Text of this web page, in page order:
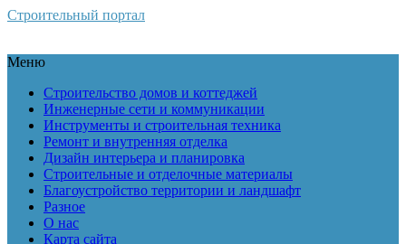
Строительный портал
Меню
Строительство домов и коттеджей
Инженерные сети и коммуникации
Инструменты и строительная техника
Ремонт и внутренняя отделка
Дизайн интерьера и планировка
Строительные и отделочные материалы
Благоустройство территории и ландшафт
Разное
О нас
Карта сайта